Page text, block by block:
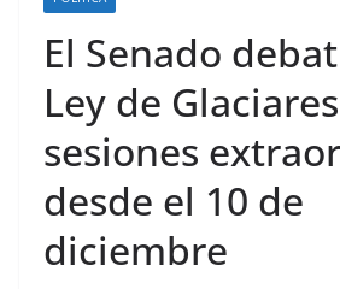
El Senado
Ley de
sesiones
desde el 10 de
diciembre